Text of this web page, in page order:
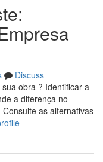
Discuss
obra ? Identificar a
a diferença no
as alternativas